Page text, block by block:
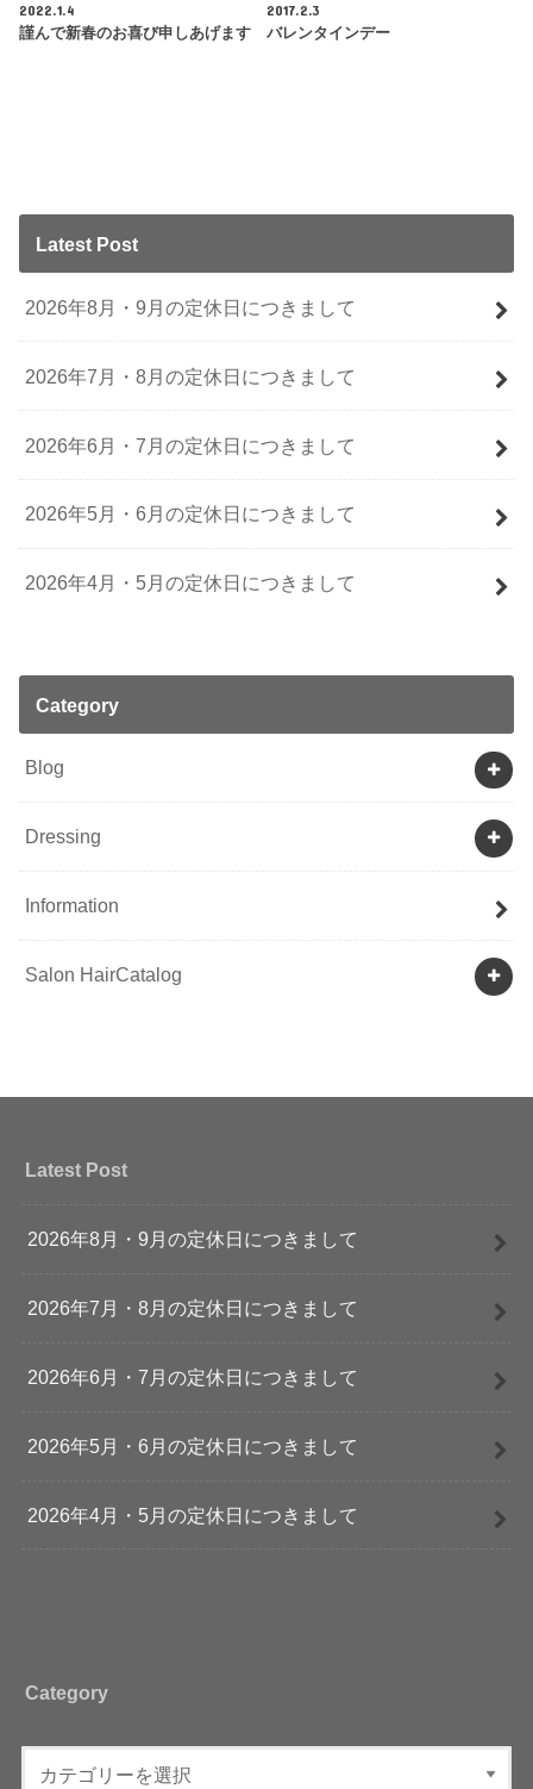
2022.1.4
謹んで新春のお喜び申しあげます
2017.2.3
バレンタインデー
Latest Post
2026年8月・9月の定休日につきまして
2026年7月・8月の定休日につきまして
2026年6月・7月の定休日につきまして
2026年5月・6月の定休日につきまして
2026年4月・5月の定休日につきまして
Category
Blog
Dressing
Information
Salon HairCatalog
Latest Post
2026年8月・9月の定休日につきまして
2026年7月・8月の定休日につきまして
2026年6月・7月の定休日につきまして
2026年5月・6月の定休日につきまして
2026年4月・5月の定休日につきまして
Category